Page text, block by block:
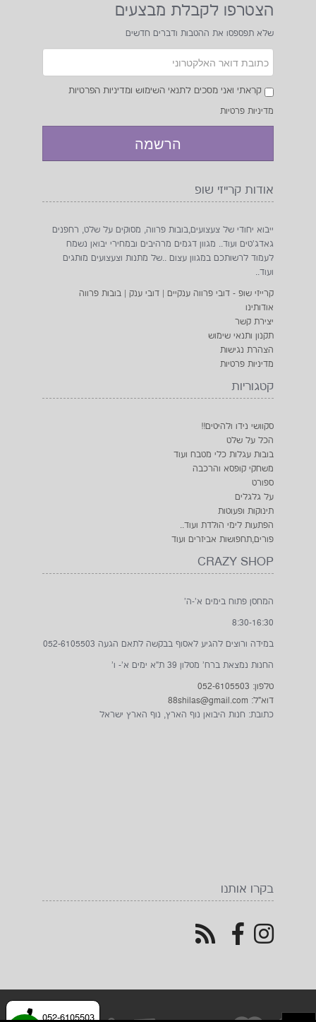
052-6105503
הצטרפו לקבלת מבצעים
שלא תפספסו את ההטבות ודברים חדשים
קראתי ואני מסכים לתנאי השימוש ומדיניות הפרטיות
מדיניות פרטיות
אודות קרייזי שופ
ייבוא יחודי של צעצועים,בובות פרווה, מסוקים על שלט, רחפנים
גאדג'טים ועוד.. מגוון דגמים מרהיבים ובמחירי יבואן נשמח
לעמוד לרשותכם במגוון עצום ..של מתנות וצעצועים מותגים
ועוד..
קרייזי שופ - דובי פרווה ענקיים | דובי ענק | בובות פרווה
אודותינו
יצירת קשר
תקנון ותנאי שימוש
הצהרת נגישות
מדיניות פרטיות
קטגוריות
סקוושי נידו ולהיטים!!
הכל על שלט
בובות עגלות כלי מטבח ועוד
משחקי קופסא והרכבה
ספורט
על גלגלים
תינוקות ופעוטות
הפתעות לימי הולדת ועוד..
פורים,תחפושות אביזרים ועוד
CRAZY SHOP
המחסן פתוח בימים א'-ה'
8:30-16:30
במידה ורוצים להגיע לאסוף בבקשה לתאם הגעה 052-6105503
החנות נמצאת ברח' מטלון 39 ת"א ימים א'- ו'
טלפון: 052-6105503
דוא"ל: 88shilas@gmail.com
כתובת: חנות היבואן נוף הארץ, נוף הארץ ישראל
בקרו אותנו